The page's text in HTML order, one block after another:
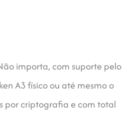
importa, com suporte pelo
A3 físico ou até mesmo o
por criptografia e com total